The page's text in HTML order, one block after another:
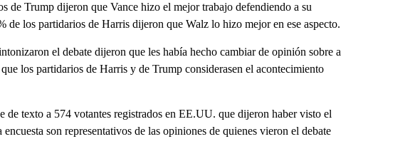
de Trump dijeron que Vance hizo el mejor trabajo defendiendo a su
de los partidarios de Harris dijeron que Walz lo hizo mejor en ese aspecto.
el debate dijeron que les había hecho cambiar de opinión sobre a
los partidarios de Harris y de Trump considerasen el acontecimiento
de texto a 574 votantes registrados en EE.UU. que dijeron haber visto el
son representativos de las opiniones de quienes vieron el debate